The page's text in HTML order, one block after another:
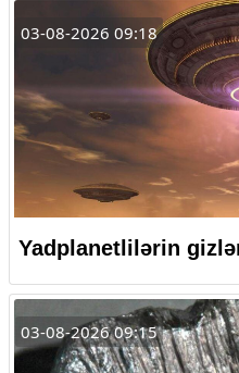
03-08-2026 09:18
Yadplanetlilərin
03-08-2026 09:15